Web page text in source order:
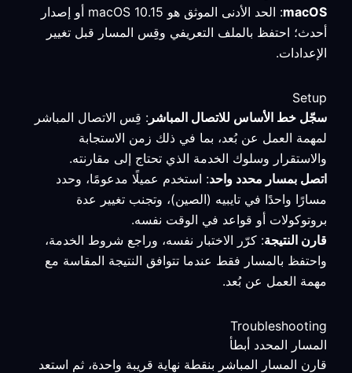
macOS
: الحد الأدنى الموثق هو macOS 10.15 أو إصدار
أحدث؛ احتفظ بالملف التعريفي وقِس المسار قبل تغيير
الإعدادات.
Setup
سجّل خط الأساس للاتصال المباشر : قِس الاتصال المباشر
لمهمة العمل عن بُعد، بما في ذلك زمن الاستجابة
والاستقرار وسلوك الخدمة الذي تحتاج إلى مقارنته.
اتصل بمسار محدد واحد: استخدم عميلًا مدعومًا، وحدد
مسارًا واحدًا في تايبيه (الصين)، وتجنب تغيير عدة
بروتوكولات أو قواعد في الوقت نفسه.
قارن النتيجة: كرّر الاختبار نفسه، وراجع شروط الخدمة،
واحتفظ بالمسار فقط عندما تتوافق النتيجة المقاسة مع
مهمة العمل عن بُعد.
Troubleshooting
المسار المحدد أبطأ
قارن المسار المباشر بنقطة نهاية قريبة واحدة، ثم استعد